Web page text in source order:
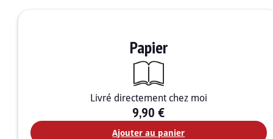
Papier
Livré directement chez moi
9,90€
Ajouter au panier